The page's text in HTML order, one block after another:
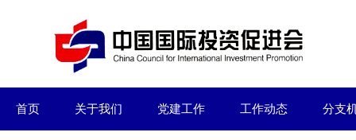
首页 关于我们 党建工作 工作动态 分支